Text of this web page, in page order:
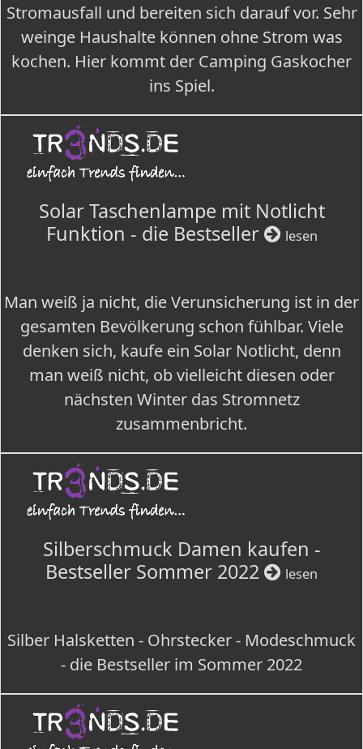
Stromausfall und bereiten sich darauf vor. Sehr
weinge Haushalte können ohne Strom was
kochen. Hier kommt der Camping Gaskocher
ins Spiel.
Solar Taschenlampe mit Notlicht
Funktion - die Bestseller
lesen
Man weiß ja nicht, die Verunsicherung ist in der
gesamten Bevölkerung schon fühlbar. Viele
denken sich, kaufe ein Solar Notlicht, denn
man weiß nicht, ob vielleicht diesen oder
nächsten Winter das Stromnetz
zusammenbricht.
Silberschmuck Damen kaufen -
Bestseller Sommer 2022
lesen
Silber Halsketten - Ohrstecker - Modeschmuck
- die Bestseller im Sommer 2022